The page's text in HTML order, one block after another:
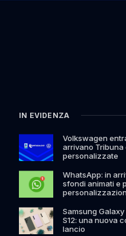
IN EVIDENZA
Volkswagen
arrivano Tribuna
personalizzate
WhatsApp: in
sfondi animati e
Samsung Galaxy
S12: una nuova
lancio